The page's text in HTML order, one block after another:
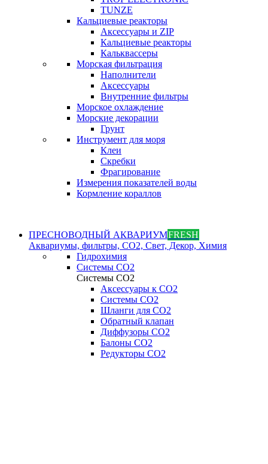
TUNZE
Кальциевые реакторы
Аксессуары и ZIP
Кальциевые реакторы
Кальквассеры
Морская фильтрация
Наполнители
Аксессуары
Внутренние фильтры
Морское охлаждение
Морские декорации
Грунт
Инструмент для моря
Клеи
Скребки
Фрагирование
Измерения показателей воды
Кормление кораллов
ПРЕСНОВОДНЫЙ АКВАРИУМFRESH
Аквариумы, фильтры, СО2, Свет, Декор, Химия
Гидрохимия
Системы СО2
Системы СО2
Аксессуары к СО2
Системы СО2
Шланги для CO2
Обратный клапан
Диффузоры СO2
Балоны CO2
Редукторы CO2